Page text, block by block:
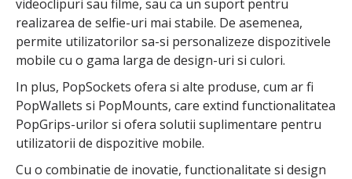
videoclipuri sau filme, sau ca un suport pentru
realizarea de selfie-uri mai stabile. De asemenea,
permite utilizatorilor sa-si personalizeze dispozitivele
mobile cu o gama larga de design-uri si culori.
In plus, PopSockets ofera si alte produse, cum ar fi
PopWallets si PopMounts, care extind functionalitatea
PopGrips-urilor si ofera solutii suplimentare pentru
utilizatorii de dispozitive mobile.
Cu o combinatie de inovatie, functionalitate si design